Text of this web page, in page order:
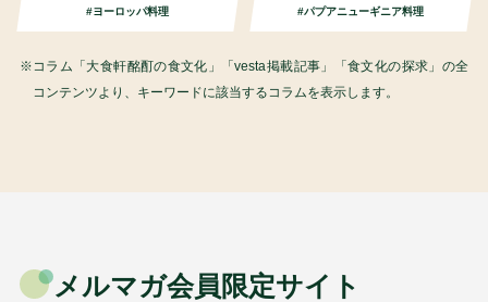
#ヨーロッパ料理 #パプアニューギニア料理
コラム「大食軒酩酊の食文化」「vesta掲載記事」「食文化の探求」の全
コンテンツより、キーワードに該当するコラムを表示します。
メルマガ会員限定サイト